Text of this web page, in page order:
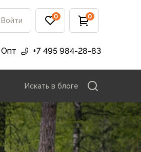
Войти 0 0
Опт +7 495 984-28-83
Искать в блоге